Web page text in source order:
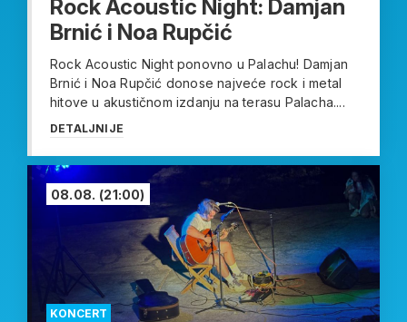
Rock Acoustic Night: Damjan
Brnić i Noa Rupčić
Rock Acoustic Night ponovno u Palachu! Damjan
Brnić i Noa Rupčić donose najveće rock i metal
hitove u akustičnom izdanju na terasu Palacha....
DETALJNIJE
KONCERT
08.08. (21:00)